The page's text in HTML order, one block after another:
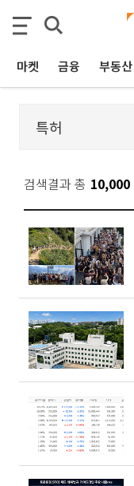
마켓 금융 부동산
검색결과 총 10,000